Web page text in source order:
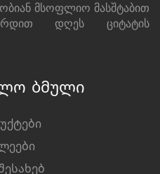
მსოფლიო მასშტაბით
დღეს ციტატის
ბმული